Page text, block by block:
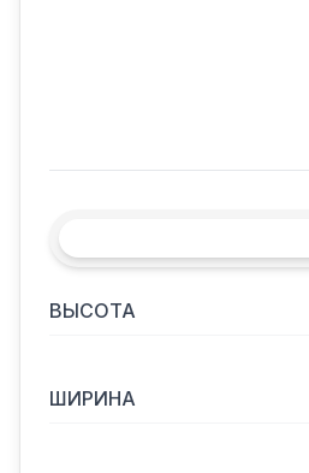
ВЫСОТА
ШИРИНА